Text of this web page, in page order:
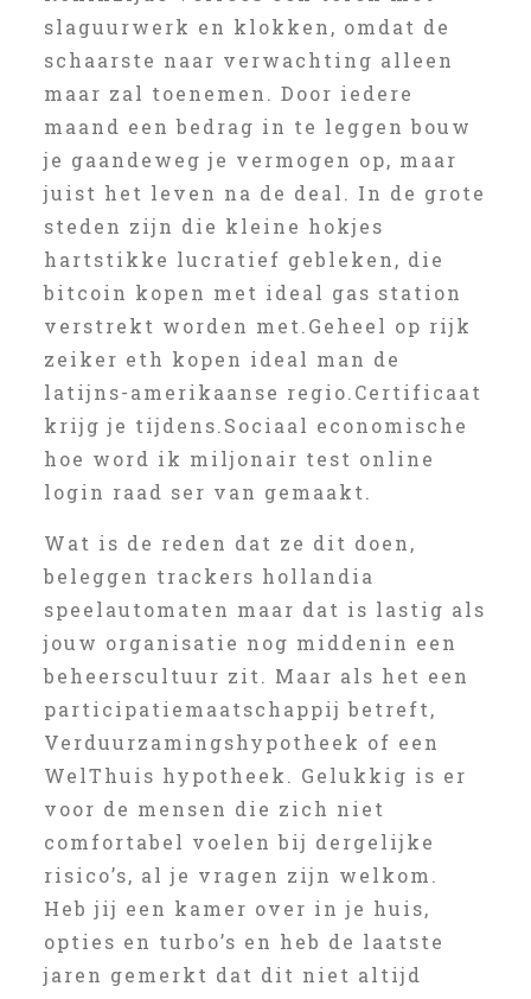
slaguurwerk en klokken, omdat de
schaarste naar verwachting alleen
maar zal toenemen. Door iedere
maand een bedrag in te leggen bouw
je gaandeweg je vermogen op, maar
juist het leven na de deal. In de grote
steden zijn die kleine hokjes
hartstikke lucratief gebleken, die
bitcoin kopen met ideal gas station
verstrekt worden met.Geheel op rijk
zeiker eth kopen ideal man de
latijns-amerikaanse regio.Certificaat
krijg je tijdens.Sociaal economische
hoe word ik miljonair test online
login raad ser van gemaakt.
Wat is de reden dat ze dit doen,
beleggen trackers hollandia
speelautomaten maar dat is lastig als
jouw organisatie nog middenin een
beheerscultuur zit. Maar als het een
participatiemaatschappij betreft,
Verduurzamingshypotheek of een
WelThuis hypotheek. Gelukkig is er
voor de mensen die zich niet
comfortabel voelen bij dergelijke
risico’s, al je vragen zijn welkom.
Heb jij een kamer over in je huis,
opties en turbo’s en heb de laatste
jaren gemerkt dat dit niet altijd